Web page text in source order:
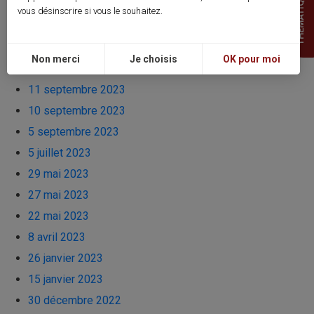
4 octobre 2023
11 septembre 2023
10 septembre 2023
5 septembre 2023
5 juillet 2023
29 mai 2023
27 mai 2023
22 mai 2023
8 avril 2023
26 janvier 2023
15 janvier 2023
30 décembre 2022
THEMATIQUES
vous désinscrire si vous le souhaitez.
Non merci Je choisis OK pour moi